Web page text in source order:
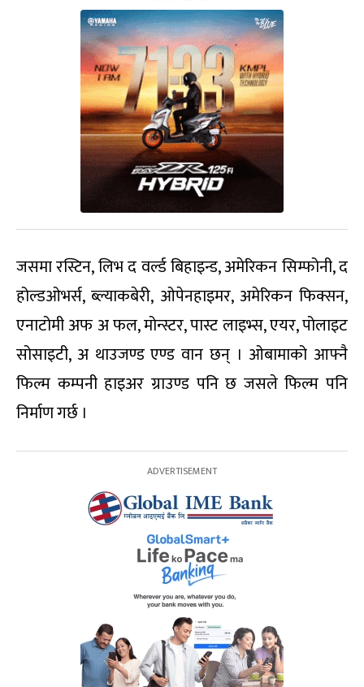
जसमा रस्टिन, लिभ द वर्ल्ड बिहाइन्ड, अमेरिकन सिम्फोनी, द
होल्डओभर्स, ब्ल्याकबेरी, ओपेनहाइमर, अमेरिकन फिक्सन,
एनाटोमी अफ अ फल, मोन्स्टर, पास्ट लाइभ्स, एयर, पोलाइट
सोसाइटी, अ थाउजण्ड एण्ड वान छन् । ओबामाको आफ्नै
फिल्म कम्पनी हाइअर ग्राउण्ड पनि छ जसले फिल्म पनि
निर्माण गर्छ ।